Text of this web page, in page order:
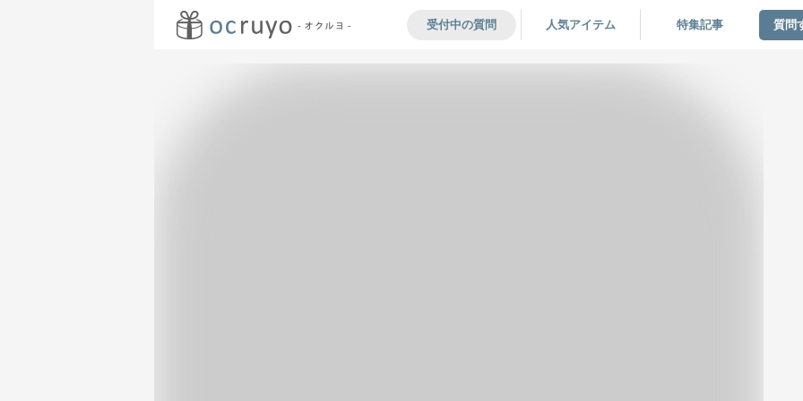
受付中の質問 人気アイテム 特集記事 質問